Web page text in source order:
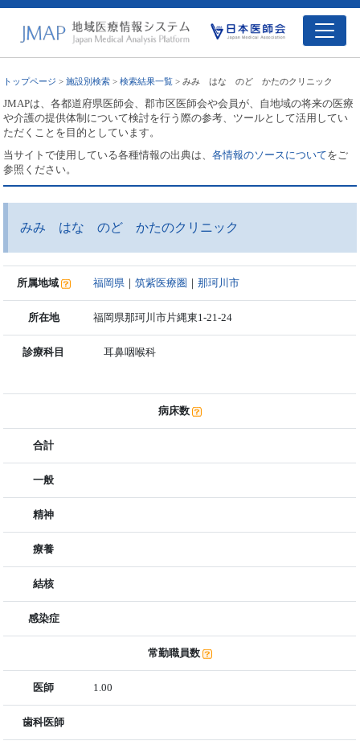
トップページ >施設別検索 >検索結果一覧 > みみ はな のど かたのクリニック
JMAPは、各都道府県医師会、郡市区医師会や会員が、自地域の将来の医療
や介護の提供体制について検討を行う際の参考、ツールとして活用してい
ただくことを目的としています。
当サイトで使用している各種情報の出典は、各情報のソースについてをご
参照ください。
みみ はな のど かたのクリニック
所属地域 福岡県 ｜筑紫医療圏 ｜那珂川市
所在地 福岡県那珂川市片縄東1-21-24
診療科目 耳鼻咽喉科
病床数
合計
一般
精神
療養
結核
感染症
常勤職員数
医師 1.00
歯科医師